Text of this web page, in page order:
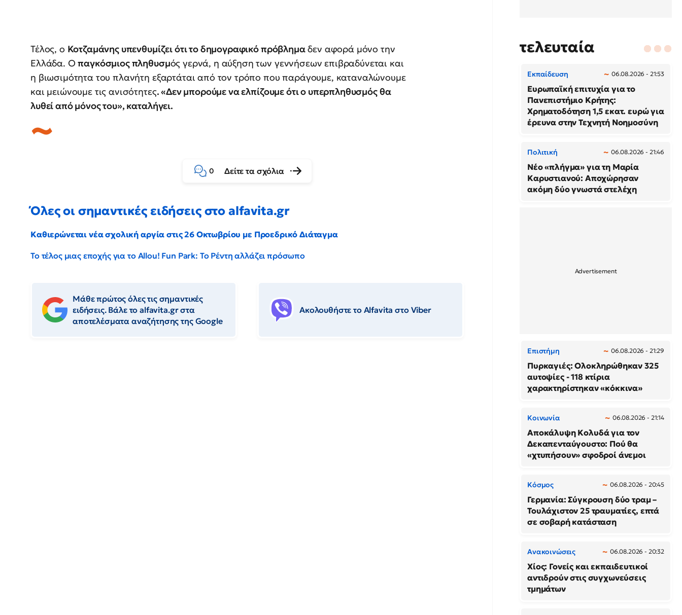
Τέλος, ο Κοτζαμάνης υπενθυμίζει ότι το δημογραφικό πρόβλημαδεν αφορά μόνο την
Ελλάδα. Οπαγκόσμιος πληθυσμός γερνά, η αύξηση των γεννήσεων επιβραδύνεται και
η βιωσιμότητα του πλανήτη εξαρτάται από τον τρόπο που παράγουμε, καταναλώνουμε
και μειώνουμε τις ανισότητες. «Δεν μπορούμε να ελπίζουμε ότι ο υπερπληθυσμός θα
λυθεί από μόνος του», καταλήγει.
0 Δείτε τα σχόλια
Όλες οι σημαντικές ειδήσεις στο alfavita.gr
Καθιερώνεται νέα σχολική αργία στις 26 Οκτωβρίου με Προεδρικό Διάταγμα
Το τέλος μιας εποχής για το Allou! Fun Park: Το Ρέντη αλλάζει πρόσωπο
Μάθε πρώτος όλες τις σημαντικές
ειδήσεις. Βάλε το alfavita.gr στα
αποτελέσματα αναζήτησης της Google
Ακολουθήστε το Αlfavita στο Viber
τελευταία
Εκπαίδευση 06.08.2026 - 21:53
Ευρωπαϊκή επιτυχία για το
Πανεπιστήμιο Κρήτης:
Χρηματοδότηση 1,5 εκατ. ευρώ για
έρευνα στην Τεχνητή Νοημοσύνη
Πολιτική 06.08.2026 - 21:46
Νέο «πλήγμα» για τη Μαρία
Καρυστιανού: Αποχώρησαν
ακόμη δύο γνωστά στελέχη
Επιστήμη 06.08.2026 - 21:29
Πυρκαγιές: Ολοκληρώθηκαν 325
αυτοψίες - 118 κτίρια
χαρακτηρίστηκαν «κόκκινα»
Κοινωνία 06.08.2026 - 21:14
Αποκάλυψη Κολυδά για τον
Δεκαπενταύγουστο: Πού θα
«χτυπήσουν» σφοδροί άνεμοι
Κόσμος 06.08.2026 - 20:45
Γερμανία: Σύγκρουση δύο τραμ –
Τουλάχιστον 25 τραυματίες, επτά
σε σοβαρή κατάσταση
Ανακοινώσεις 06.08.2026 - 20:32
Χίος: Γονείς και εκπαιδευτικοί
αντιδρούν στις συγχωνεύσεις
τμημάτων